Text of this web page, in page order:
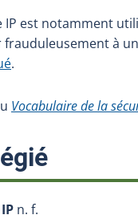
est notamment
frauduleusement à
.
Vocabulaire de la
:
n. f.